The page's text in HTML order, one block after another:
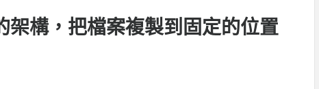
架構，把檔案複製到固定的位置